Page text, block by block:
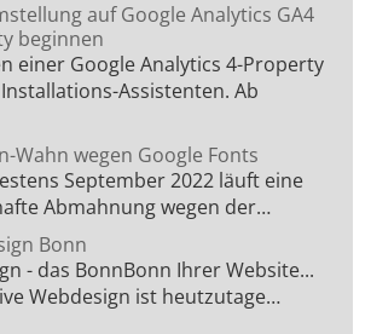
auf Google Analytics GA4
beginnen
einer Google Analytics 4-Property
Assistenten. Ab
Wahn wegen Google Fonts
September 2022 läuft eine
Abmahnung wegen der…
Bonn
- das BonnBonn Ihrer Website...
Webdesign ist heutzutage…